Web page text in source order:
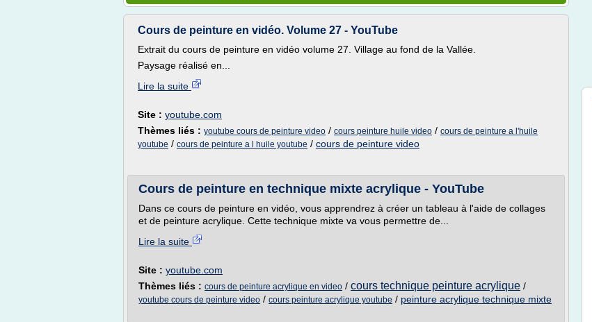
Cours de peinture en vidéo. Volume 27 - YouTube
Extrait du cours de peinture en vidéo volume 27. Village au fond de la Vallée.
Paysage réalisé en...
Lire la suite
Site : youtube.com
Thèmes liés : youtube cours de peinture video / cours peinture huile video / cours de peinture a l'huile
youtube / cours de peinture a l huile youtube / cours de peinture video
Cours de peinture en technique mixte acrylique - YouTube
Dans ce cours de peinture en vidéo, vous apprendrez à créer un tableau à l'aide de collages
et de peinture acrylique. Cette technique mixte va vous permettre de...
Lire la suite
Site : youtube.com
Thèmes liés : cours de peinture acrylique en video / cours technique peinture acrylique /
youtube cours de peinture video / cours peinture acrylique youtube / peinture acrylique technique mixte